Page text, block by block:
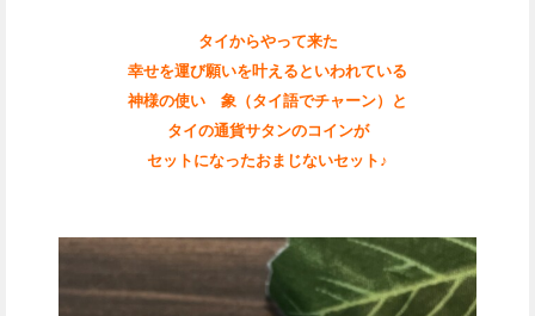
タイからやって来た
幸せを運び願いを叶えるといわれている
神様の使い 象（タイ語でチャーン）と
タイの通貨サタンのコインが
セットになったおまじないセット♪